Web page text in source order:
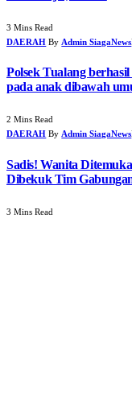
3 Mins Read
DAERAH By Admin SiagaNews
Polsek Tualang
pada anak dibawah
2 Mins Read
DAERAH By Admin SiagaNews
Sadis! Wanita
Dibekuk Tim
3 Mins Read